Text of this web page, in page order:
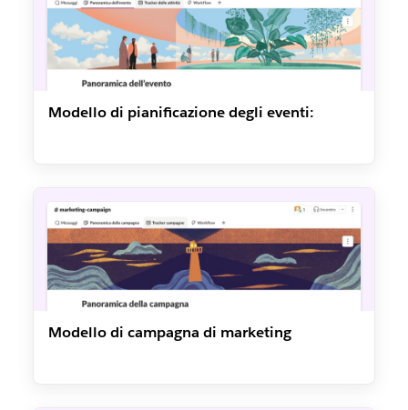
Modello di pianificazione degli eventi:
Modello di campagna di marketing